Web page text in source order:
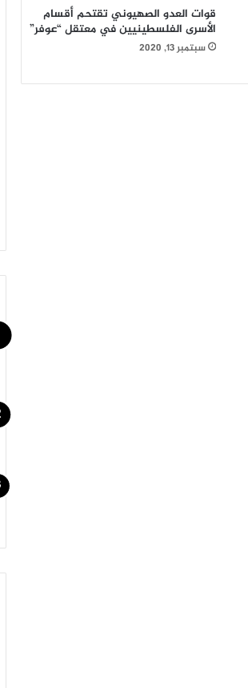
قوات العدو الصهيوني تقتحم أقسام
الأسرى الفلسطينيين في معتقل “عوفر”
سبتمبر 13, 2020